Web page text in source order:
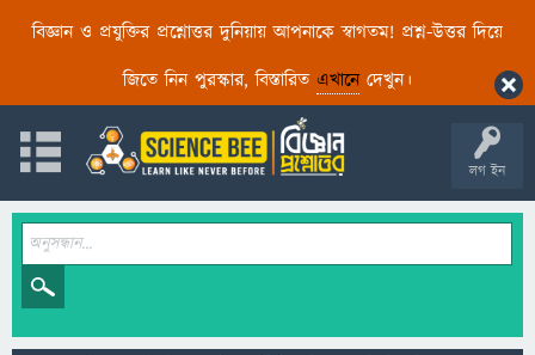
বিজ্ঞান ও প্রযুক্তির প্রশ্নোত্তর দুনিয়ায় আপনাকে স্বাগতম! প্রশ্ন-উত্তর দিয়ে
জিতে নিন পুরস্কার, বিস্তারিত এখানেদেখুন।
লগ ইন